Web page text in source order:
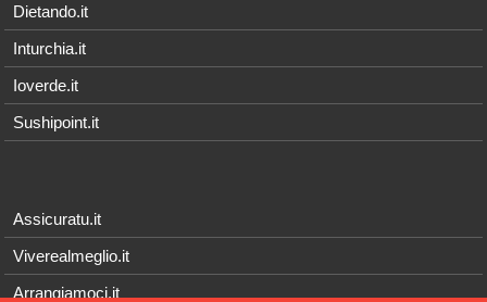
Dietando.it
Inturchia.it
Ioverde.it
Sushipoint.it
Assicuratu.it
Viverealmeglio.it
Arrangiamoci.it